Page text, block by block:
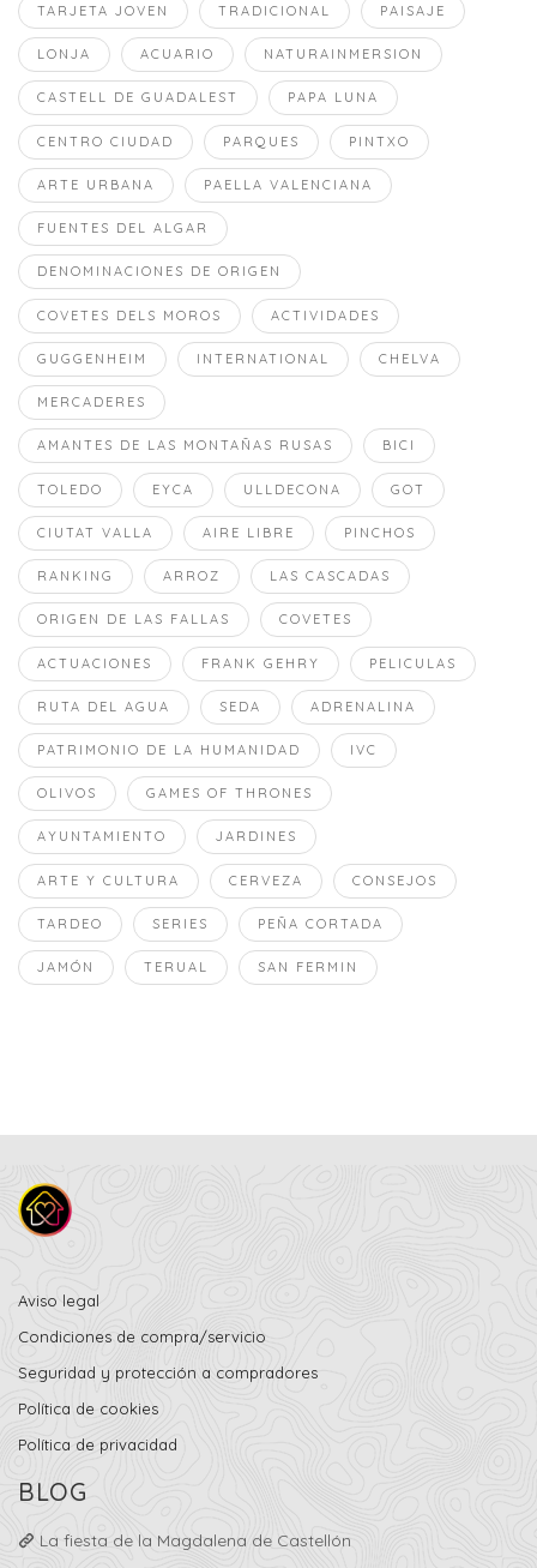
TARJETA JOVEN TRADICIONAL PAISAJE
LONJA ACUARIO NATURAINMERSION
CASTELL DE GUADALEST PAPA LUNA
CENTRO CIUDAD PARQUES PINTXO
ARTE URBANA PAELLA VALENCIANA
FUENTES DEL ALGAR
DENOMINACIONES DE ORIGEN
COVETES DELS MOROS ACTIVIDADES
GUGGENHEIM INTERNATIONAL CHELVA
MERCADERES
AMANTES DE LAS MONTAÑAS RUSAS BICI
TOLEDO EYCA ULLDECONA GOT
CIUTAT VALLA AIRE LIBRE PINCHOS
RANKING ARROZ LAS CASCADAS
ORIGEN DE LAS FALLAS COVETES
ACTUACIONES FRANK GEHRY PELICULAS
RUTA DEL AGUA SEDA ADRENALINA
PATRIMONIO DE LA HUMANIDAD IVC
OLIVOS GAMES OF THRONES
AYUNTAMIENTO JARDINES
ARTE Y CULTURA CERVEZA CONSEJOS
TARDEO SERIES PEÑA CORTADA
JAMÓN TERUAL SAN FERMIN
Aviso legal
Condiciones de compra/servicio
Seguridad y protección a compradores
Política de cookies
Política de privacidad
BLOG
La fiesta de la Magdalena de Castellón